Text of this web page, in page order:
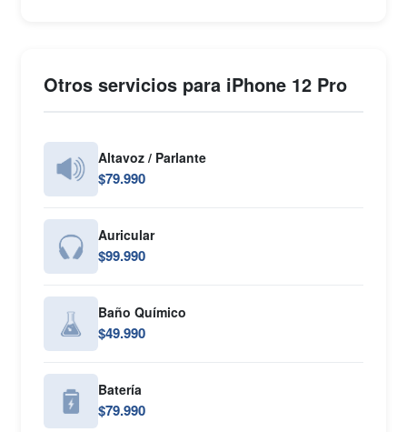
Otros servicios para iPhone 12 Pro
Altavoz / Parlante
$79.990
Auricular
$99.990
Baño Químico
$49.990
Batería
$79.990